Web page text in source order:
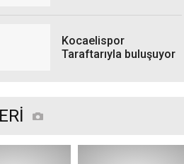
Kocaelispor
Taraftarıyla buluşuyor